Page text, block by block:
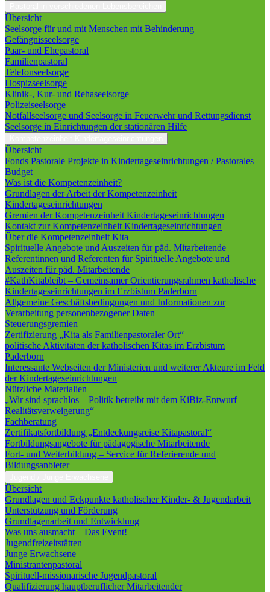
Übersicht
Seelsorge für und mit Menschen mit Behinderung
Gefängnisseelsorge
Paar- und Ehepastoral
Familienpastoral
Telefonseelsorge
Hospizseelsorge
Klinik-, Kur- und Rehaseelsorge
Polizeiseelsorge
Notfallseelsorge und Seelsorge in Feuerwehr und Rettungsdienst
Seelsorge in Einrichtungen der stationären Hilfe
Übersicht
Fonds Pastorale Projekte in Kindertageseinrichtungen / Pastorales
Budget
Was ist die Kompetenzeinheit?
Grundlagen der Arbeit der Kompetenzeinheit
Kindertageseinrichtungen
Gremien der Kompetenzeinheit Kindertageseinrichtungen
Kontakt zur Kompetenzeinheit Kindertageseinrichtungen
Über die Kompetenzeinheit Kita
Spirituelle Angebote und Auszeiten für päd. Mitarbeitende
Referentinnen und Referenten für Spirituelle Angebote und
Auszeiten für päd. Mitarbeitende
#KathKitableibt – Gemeinsamer Orientierungsrahmen katholische
Kindertageseinrichtungen im Erzbistum Paderborn
Allgemeine Geschäftsbedingungen und Informationen zur
Verarbeitung personenbezogener Daten
Steuerungsgremien
Zertifizierung „Kita als Familienpastoraler Ort“
politische Aktivitäten der katholischen Kitas im Erzbistum
Paderborn
Interessante Webseiten der Ministerien und weiterer Akteure im Feld
der Kindertageseinrichtungen
Nützliche Materialien
„Wir sind sprachlos – Politik betreibt mit dem KiBiz-Entwurf
Realitätsverweigerung“
Fachberatung
Zertifikatsfortbildung „Entdeckungsreise Kitapastoral“
Fortbildungsangebote für pädagogische Mitarbeitende
Fort- und Weiterbildung – Service für Referierende und
Bildungsanbieter
Übersicht
Grundlagen und Eckpunkte katholischer Kinder- & Jugendarbeit
Unterstützung und Förderung
Grundlagenarbeit und Entwicklung
Was uns ausmacht – Das Event!
Jugendfreizeitstätten
Junge Erwachsene
Ministrantenpastoral
Spirituell-missionarische Jugendpastoral
Qualifizierung hauptberuflicher Mitarbeitender